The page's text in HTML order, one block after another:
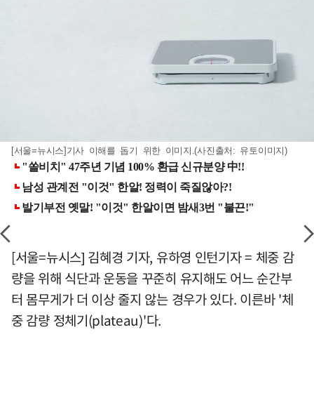
[서울=뉴시스]기사 이해를 돕기 위한 이미지.(사진출처: 유토이미지)
[서울=뉴시스] 김혜경 기자, 유하영 인턴기자 = 체중 감
량을 위해 식단과 운동을 꾸준히 유지해도 어느 순간부
터 몸무게가 더 이상 줄지 않는 경우가 있다. 이른바 '체
중 감량 정체기(plateau)'다.